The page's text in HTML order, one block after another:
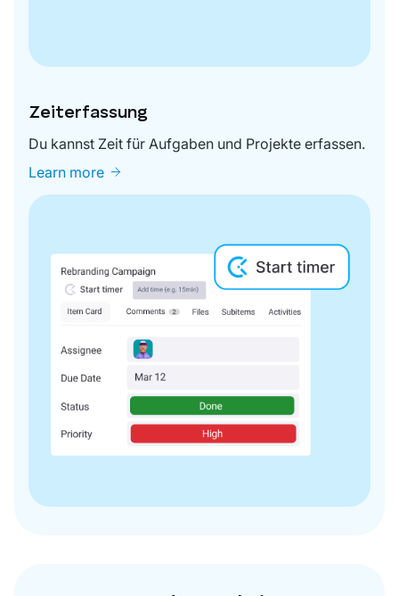
Zeiterfassung
Du kannst Zeit für Aufgaben und Projekte erfassen.
Learn more